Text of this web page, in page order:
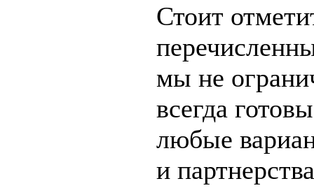
Стоит
мы не
всегда
любые
и